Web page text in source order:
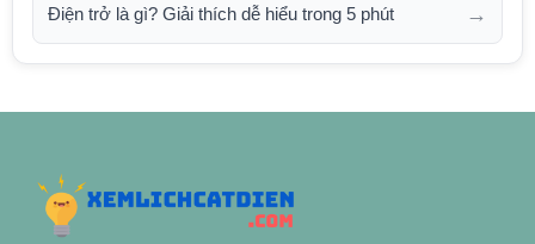
Điện trở là gì? Giải thích dễ hiểu trong 5 phút →